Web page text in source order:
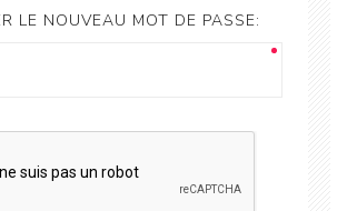
LE NOUVEAU MOT DE PASSE: